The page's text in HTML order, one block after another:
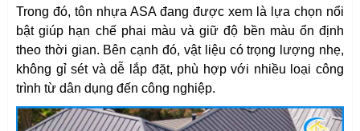
Trong đó, tôn nhựa ASA đang được xem là lựa chọn nổi
bật giúp hạn chế phai màu và giữ độ bền màu ổn định
theo thời gian. Bên cạnh đó, vật liệu có trọng lượng nhẹ,
không gỉ sét và dễ lắp đặt, phù hợp với nhiều loại công
trình từ dân dụng đến công nghiệp.